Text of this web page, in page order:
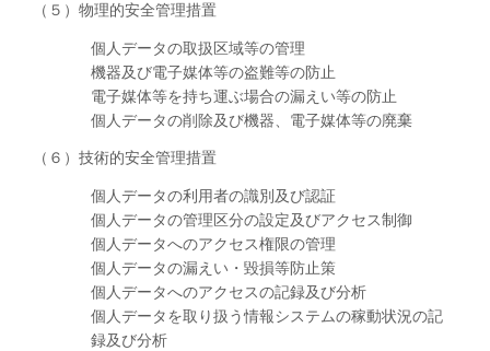
（５）物理的安全管理措置
個人データの取扱区域等の管理
機器及び電子媒体等の盗難等の防止
電子媒体等を持ち運ぶ場合の漏えい等の防止
個人データの削除及び機器、電子媒体等の廃棄
（６）技術的安全管理措置
個人データの利用者の識別及び認証
個人データの管理区分の設定及びアクセス制御
個人データへのアクセス権限の管理
個人データの漏えい・毀損等防止策
個人データへのアクセスの記録及び分析
個人データを取り扱う情報システムの稼動状況の記
録及び分析